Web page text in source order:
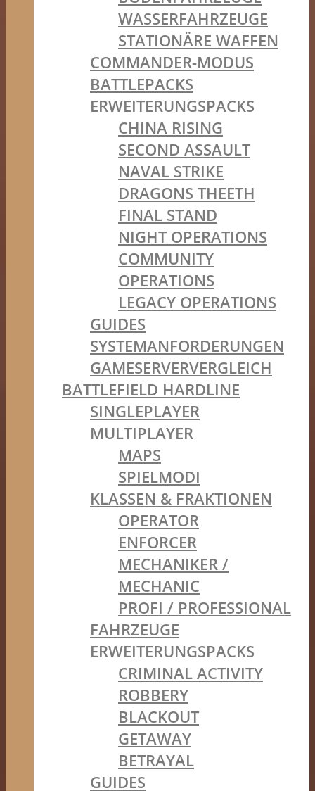
WASSERFAHRZEUGE
STATIONÄRE WAFFEN
COMMANDER-MODUS
BATTLEPACKS
ERWEITERUNGSPACKS
CHINA RISING
SECOND ASSAULT
NAVAL STRIKE
DRAGONS THEETH
FINAL STAND
NIGHT OPERATIONS
COMMUNITY
OPERATIONS
LEGACY OPERATIONS
GUIDES
SYSTEMANFORDERUNGEN
GAMESERVERVERGLEICH
BATTLEFIELD HARDLINE
SINGLEPLAYER
MULTIPLAYER
MAPS
SPIELMODI
KLASSEN & FRAKTIONEN
OPERATOR
ENFORCER
MECHANIKER /
MECHANIC
PROFI / PROFESSIONAL
FAHRZEUGE
ERWEITERUNGSPACKS
CRIMINAL ACTIVITY
ROBBERY
BLACKOUT
GETAWAY
BETRAYAL
GUIDES